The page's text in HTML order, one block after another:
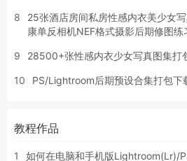
8
25张酒店房间私房性感内衣美少女
康单反相机NEF格式摄影后期修图练
9 28500+张性感内衣少女写真图集打
10 PS/Lightroom后期预设合集打包下
教程作品
1 如何在电脑和手机版Lightroom(Lr)/